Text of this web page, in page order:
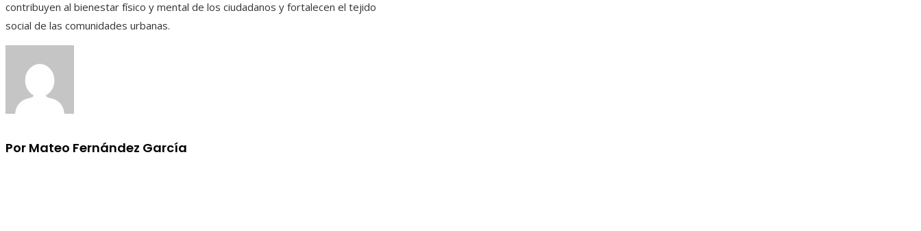
contribuyen al bienestar físico y mental de los ciudadanos y fortalecen el tejido
social de las comunidades urbanas.
Por Mateo Fernández García